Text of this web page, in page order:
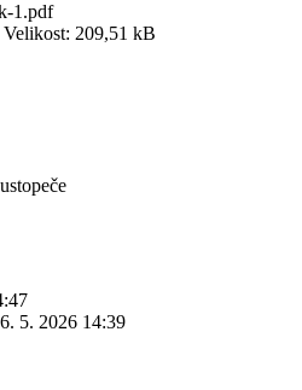
1.pdf
209,51 kB
5. 2026 14:39